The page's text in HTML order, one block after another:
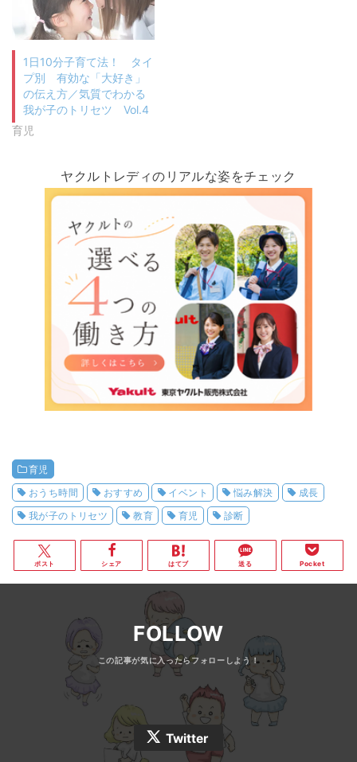
1日10分子育て法！ タイ
プ別 有効な「大好き」
の伝え方／気質でわかる
我が子のトリセツ Vol.4
育児
ヤクルトレディのリアルな姿をチェック
育児
おうち時間
おすすめ イベント 悩み解決
成長
我が子のトリセツ
教育 育児 診断
ポスト シェア はてブ 送る Pocket
FOLLOW
Twitter